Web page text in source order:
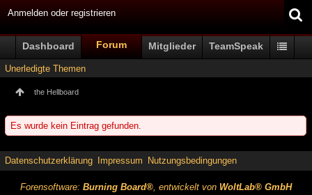
Anmelden oder registrieren
Dashboard Forum Mitglieder TeamSpeak
Unerledigte Themen
the Hellboard
Es wurde kein Eintrag gefunden.
Datenschutzerklärung Impressum Nutzungsbedingungen
Forensoftware: Burning Board®, entwickelt von WoltLab® GmbH